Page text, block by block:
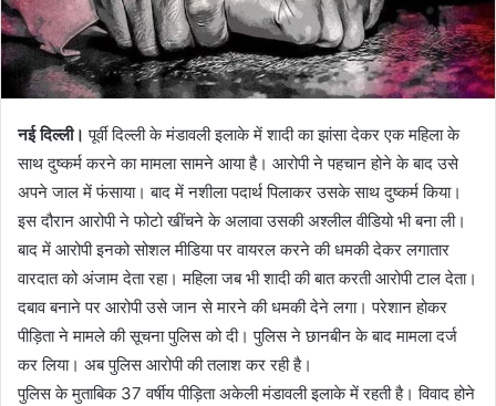
नई दिल्ली। पूर्वी दिल्ली के मंडावली इलाके में शादी का झांसा देकर एक महिला के
साथ दुष्कर्म करने का मामला सामने आया है। आरोपी ने पहचान होने के बाद उसे
अपने जाल में फंसाया। बाद में नशीला पदार्थ पिलाकर उसके साथ दुष्कर्म किया।
इस दौरान आरोपी ने फोटो खींचने के अलावा उसकी अश्लील वीडियो भी बना ली।
बाद में आरोपी इनको सोशल मीडिया पर वायरल करने की धमकी देकर लगातार
वारदात को अंजाम देता रहा। महिला जब भी शादी की बात करती आरोपी टाल देता।
दबाव बनाने पर आरोपी उसे जान से मारने की धमकी देने लगा। परेशान होकर
पीड़िता ने मामले की सूचना पुलिस को दी। पुलिस ने छानबीन के बाद मामला दर्ज
कर लिया। अब पुलिस आरोपी की तलाश कर रही है।
पुलिस के मुताबिक 37 वर्षीय पीड़िता अकेली मंडावली इलाके में रहती है। विवाद होने